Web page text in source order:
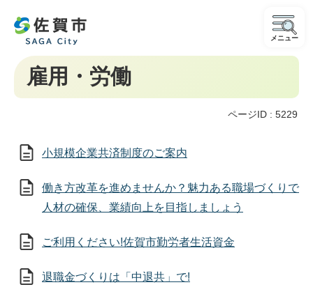
メニュー
雇用・労働
ページID : 5229
小規模企業共済制度のご案内
働き方改革を進めませんか？魅力ある職場づくりで
人材の確保、業績向上を目指しましょう
ご利用ください!佐賀市勤労者生活資金
退職金づくりは「中退共」で!